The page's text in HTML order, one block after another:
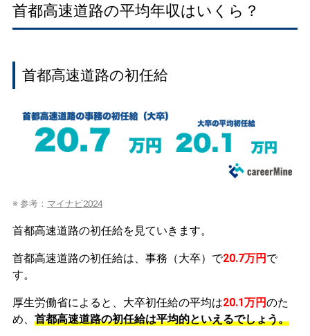
首都高速道路の平均年収はいくら？
首都高速道路の初任給
※ 参考： マイナビ2024
首都高速道路の初任給を見ていきます。
首都高速道路の初任給は、事務（大卒）で20.7万円 で
す。
厚生労働省によると、大卒初任給の平均は20.1万円のた
め、 首都高速道路の初任給は平均的といえるでしょう。